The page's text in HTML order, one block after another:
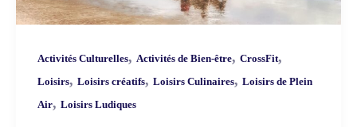
Activités Culturelles, Activités de Bien-être, CrossFit,
Loisirs, Loisirs créatifs, Loisirs Culinaires, Loisirs de Plein
Air, Loisirs Ludiques